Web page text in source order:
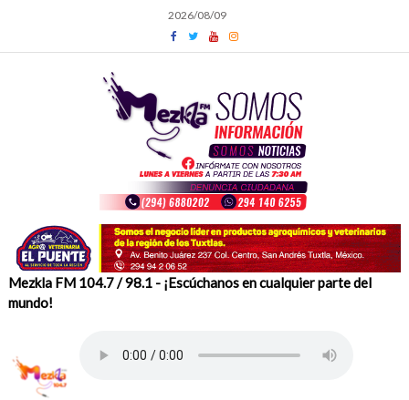
content
2026/08/09
Mezkla FM 104.7 / 98.1 - ¡Escúchanos en cualquier parte del
mundo!